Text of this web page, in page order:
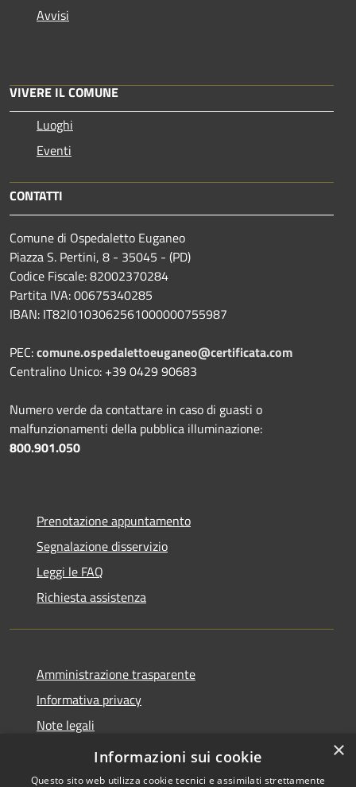
Avvisi
VIVERE IL COMUNE
Luoghi
Eventi
CONTATTI
Comune di Ospedaletto Euganeo
Piazza S. Pertini, 8 - 35045 - (PD)
Codice Fiscale: 82002370284
Partita IVA: 00675340285
IBAN: IT82I0103062561000000755987
PEC:comune.ospedalettoeuganeo@certificata.com
Centralino Unico: +39 0429 90683
Numero verde da contattare in caso di guasti o
malfunzionamenti della pubblica illuminazione:
800.901.050
Prenotazione appuntamento
Segnalazione disservizio
Leggi le FAQ
Richiesta assistenza
Amministrazione trasparente
Informativa privacy
Note legali
Dichiarazione di accessibilità
×
Informazioni sui cookie
Questo sito web utilizza cookie tecnici e assimilati strettamente